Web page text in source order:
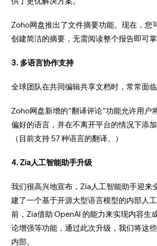
​Zoho网盘推出了文件摘要功能。现在，您
创建简洁的摘要，无需阅读整个报告即可掌
​3. 多语言协作支持
全球团队在共同编辑共享文档时，常常面临
​Zoho网盘新增的“翻译评论”功能允许用户
偏好的语言，并在不离开平台的情况下添加
（目前支持 57 种语言的翻译。）
​4. Zia人工智能助手升级
我们很高兴地宣布，Zia人工智能助手迎来
建了一个基于开源大型语言模型的内部人
前，Zia借助 OpenAI 的能力来实现内容生
论增强等功能，通过此次升级，我们将这
内部。